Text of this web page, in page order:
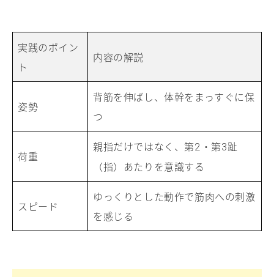
実践のポイン
ト
内容の解説
姿勢
背筋を伸ばし、体幹をまっすぐに保
つ
荷重
親指だけではなく、第2 ・第3趾
（指）あたりを意識する
スピード
ゆっくりとした動作で筋肉への刺激
を感じる